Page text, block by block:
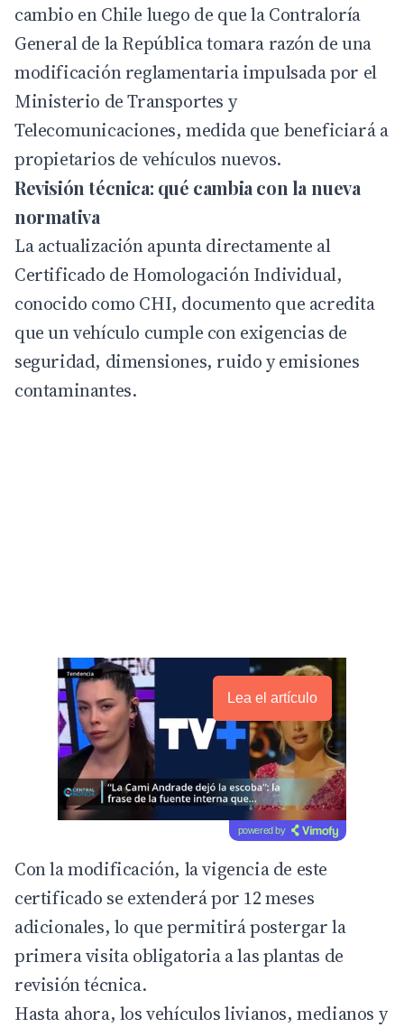
cambio en Chile luego de que la Contraloría
General de la República tomara razón de una
modificación reglamentaria impulsada por el
Ministerio de Transportes y
Telecomunicaciones, medida que beneficiará a
propietarios de vehículos nuevos.
Revisión técnica: qué cambia con la nueva
normativa
La actualización apunta directamente al
Certificado de Homologación Individual,
conocido como CHI, documento que acredita
que un vehículo cumple con exigencias de
seguridad, dimensiones, ruido y emisiones
contaminantes.
Lea el artículo
powered by
Con la modificación, la vigencia de este
certificado se extenderá por 12 meses
adicionales, lo que permitirá postergar la
primera visita obligatoria a las plantas de
revisión técnica.
Hasta ahora, los vehículos livianos, medianos y